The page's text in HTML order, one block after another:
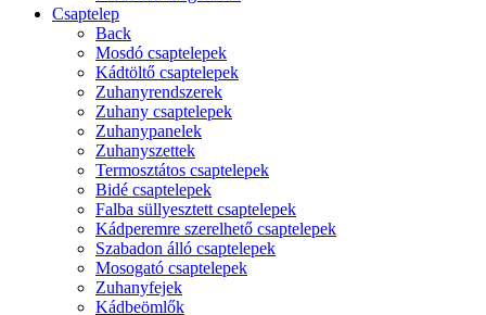
Csaptelep
Back
Mosdó csaptelepek
Kádtöltő csaptelepek
Zuhanyrendszerek
Zuhany csaptelepek
Zuhanypanelek
Zuhanyszettek
Termosztátos csaptelepek
Bidé csaptelepek
Falba süllyesztett csaptelepek
Kádperemre szerelhető csaptelepek
Szabadon álló csaptelepek
Mosogató csaptelepek
Zuhanyfejek
Kádbeömlők